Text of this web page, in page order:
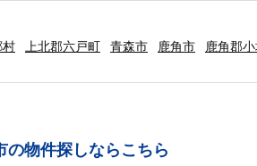
村 上北郡六戸町 青森市 鹿角市 鹿角郡
の物件探しならこちら